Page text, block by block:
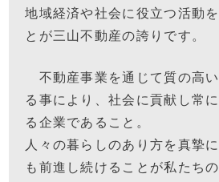
地域経済や社会に役立つ活動
とが三山不動産の誇りです。
不動産事業を通じて質の高
る事により、社会に貢献し常
る企業であること。
人々の暮らしのあり方を真摯
も前進し続けることが私たちの